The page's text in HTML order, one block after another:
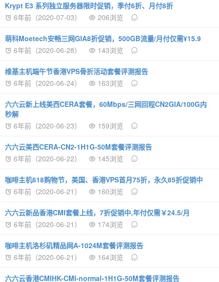
Krypt E3 系列独立服务器限时促销，季付6折、月付8折
6年前（2020-07-03）
206浏览
萌科Moetech安畅三网GIA8折促销，500GB流量/月付仅需¥15.9
6年前（2020-06-28）
143浏览
维基主机端午节香港VPS骨折活动套餐评测报告
6年前（2020-06-24）
163浏览
六六云新上线美西CERA套餐，60Mbps/三网回程CN2GIA/100G内
秒解
6年前（2020-06-23）
159浏览
六六云美西CERA-CN2-1H1G-50M套餐评测报告
6年前（2020-06-22）
145浏览
咖啡主机618购物节，美国、香港VPS首月75折，永久85折促销中
6年前（2020-06-21）
160浏览
六六云新品香港CMI套餐上线，7折促销中,年付仅需￥24.5/月
6年前（2020-06-21）
174浏览
咖啡主机洛杉矶精品网A-1024M套餐评测报告
6年前（2020-06-21）
164浏览
六六云香港CMIHK-CMI-normal-1H1G-50M套餐评测报告